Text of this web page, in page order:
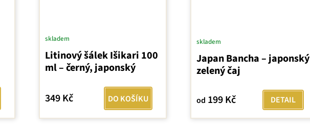
Litinový šálek Išikari 100
ml – černý, japonský
skladem
349 Kč DO KOŠÍKU
Japan Bancha – japonský
zelený čaj
skladem
od 199 Kč DETAIL